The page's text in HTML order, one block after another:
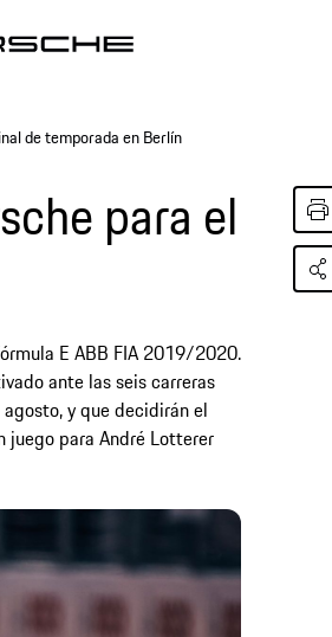
de temporada en Berlín
para el
E ABB FIA 2019/2020.
ante las seis carreras
y que decidirán el
juego para André Lotterer